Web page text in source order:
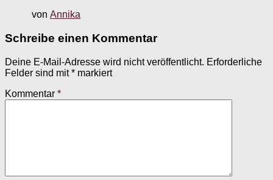
von Annika
Schreibe einen Kommentar
Deine E-Mail-Adresse wird nicht veröffentlicht. Erforderliche
Felder sind mit* markiert
Kommentar *